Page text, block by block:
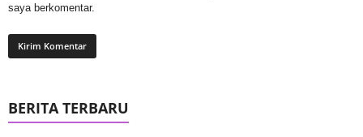
saya berkomentar.
BERITA TERBARU